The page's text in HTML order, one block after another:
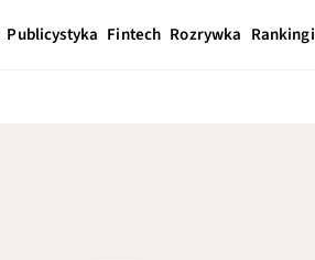
Publicystyka Fintech Rozrywka Rankingi